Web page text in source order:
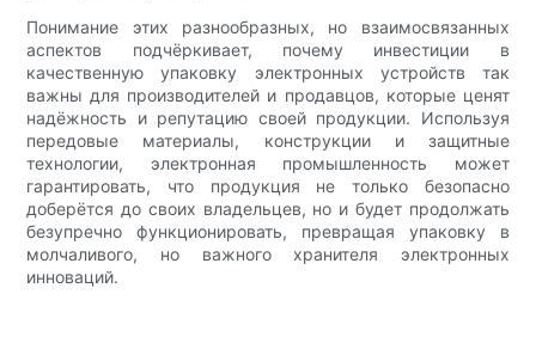
Понимание этих разнообразных, но взаимосвязанных
аспектов подчёркивает, почему инвестиции в
качественную упаковку электронных устройств так
важны для производителей и продавцов, которые ценят
надёжность и репутацию своей продукции. Используя
передовые материалы, конструкции и защитные
технологии, электронная промышленность может
гарантировать, что продукция не только безопасно
доберётся до своих владельцев, но и будет продолжать
безупречно функционировать, превращая упаковку в
молчаливого, но важного хранителя электронных
инноваций.